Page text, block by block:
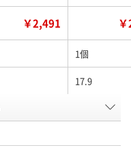
￥2,491
1個
17.9